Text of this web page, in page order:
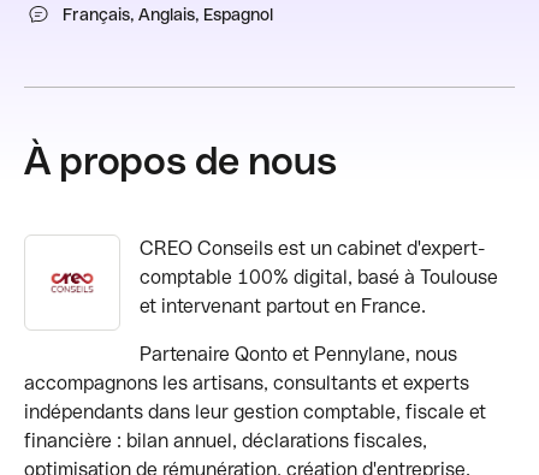
Français, Anglais, Espagnol
À propos de nous
CREO Conseils est un cabinet d'expert-
comptable 100% digital, basé à Toulouse
et intervenant partout en France.
Partenaire Qonto et Pennylane, nous
accompagnons les artisans, consultants et experts
indépendants dans leur gestion comptable, fiscale et
financière : bilan annuel, déclarations fiscales,
optimisation de rémunération, création d'entreprise.